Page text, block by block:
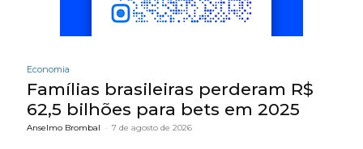
Economia
Famílias brasileiras perderam R$
62,5 bilhões para bets em 2025
Anselmo Brombal - 7 de agosto de 2026